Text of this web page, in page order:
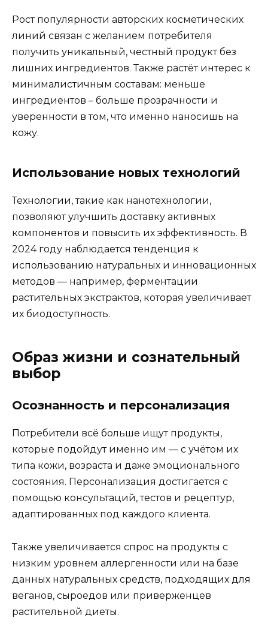
Рост популярности авторских косметических
линий связан с желанием потребителя
получить уникальный, честный продукт без
лишних ингредиентов. Также растёт интерес к
минималистичным составам: меньше
ингредиентов – больше прозрачности и
уверенности в том, что именно наносишь на
кожу.
Использование новых технологий
Технологии, такие как нанотехнологии,
позволяют улучшить доставку активных
компонентов и повысить их эффективность. В
2024 году наблюдается тенденция к
использованию натуральных и инновационных
методов — например, ферментации
растительных экстрактов, которая увеличивает
их биодоступность.
Образ жизни и сознательный
выбор
Осознанность и персонализация
Потребители всё больше ищут продукты,
которые подойдут именно им — с учётом их
типа кожи, возраста и даже эмоционального
состояния. Персонализация достигается с
помощью консультаций, тестов и рецептур,
адаптированных под каждого клиента.
Также увеличивается спрос на продукты с
низким уровнем аллергенности или на базе
данных натуральных средств, подходящих для
веганов, сыроедов или приверженцев
растительной диеты.